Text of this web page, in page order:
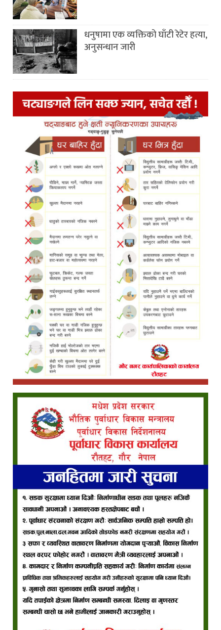
धनुषामा एक व्यक्तिको घाँटी रेटेर हत्या,
अनुसन्धान जारी